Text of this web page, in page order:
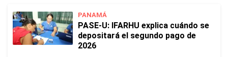
PANAMÁ
PASE-U: IFARHU explica cuándo se
depositará el segundo pago de
2026